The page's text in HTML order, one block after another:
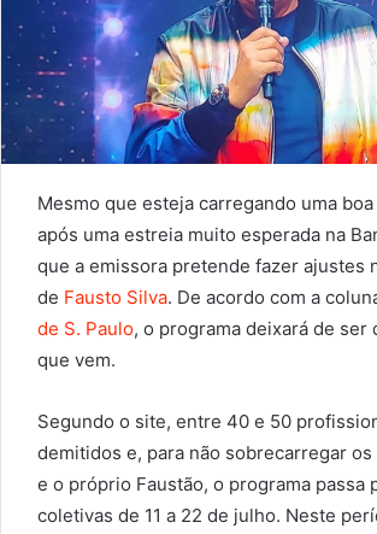
Mesmo que esteja carregando uma
após uma estreia muito esperada na
que a emissora pretende fazer ajustes
de Fausto Silva. De acordo com a
de S. Paulo, o programa deixará de ser
que vem.
Segundo o site, entre 40 e 50
demitidos e, para não sobrecarregar
e o próprio Faustão, o programa passa
coletivas de 11 a 22 de julho. Neste